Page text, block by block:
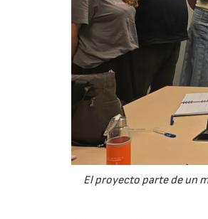
El proyecto parte de un